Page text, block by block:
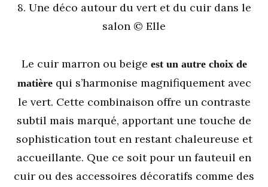
8. Une déco autour du vert et du cuir dans le
salon © Elle
Le cuir marron ou beige est un autre choix de
matièrequi s’harmonise magnifiquement avec
le vert. Cette combinaison offre un contraste
subtil mais marqué, apportant une touche de
sophistication tout en restant chaleureuse et
accueillante. Que ce soit pour un fauteuil en
cuir ou des accessoires décoratifs comme des